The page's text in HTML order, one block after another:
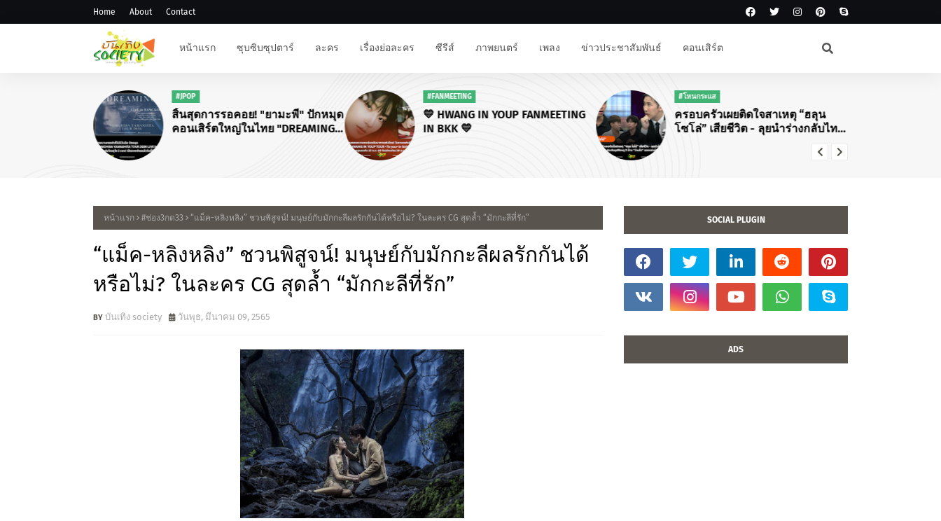
Home About Contact
หน้าแรก ซุบซิบซุปตาร์ ละคร เรื่องย่อละคร ซีรีส์ ภาพยนตร์ เพลง ข่าวประชาสัมพันธ์ คอนเสิร์ต
#JPOP
สิ้นสุดการรอคอย! "ยามะพี" ปักหมุด
คอนเสิร์ตใหญ่ในไทย "DREAMING
#FANMEETING
💛 HWANG IN YOUP FANMEETING
IN BKK 💛
#โหนกระแส
ครอบครัวเผยติดใจสาเหตุ “ฮลุน
โซโล่” เสียชีวิต - ลุยนำร่างกลับไทย
หน้าแรก #ช่อง3กด33 “แม็ค-หลิงหลิง” ชวนพิสูจน์! มนุษย์กับมักกะลีผลรักกันได้หรือไม่? ในละคร CG สุดล้ำ “มักกะลีที่รัก”
“แม็ค-หลิงหลิง” ชวนพิสูจน์! มนุษย์กับมักกะลีผลรักกันได้
หรือไม่? ในละคร CG สุดล้ำ “มักกะลีที่รัก”
บันเทิง society วันพุธ, มีนาคม 09, 2565
SOCIAL PLUGIN
ADS